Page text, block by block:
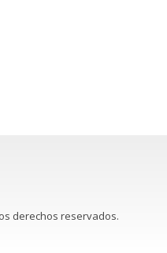
derechos reservados.